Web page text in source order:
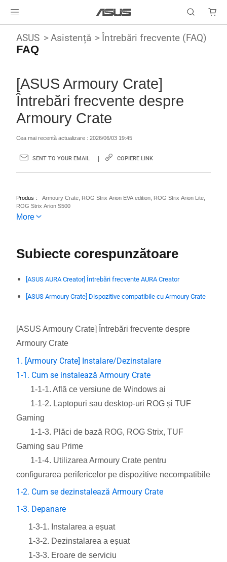
ASUS Asistență Întrebări frecvente (FAQ)
FAQ
[ASUS Armoury Crate]
Întrebări frecvente despre
Armoury Crate
Cea mai recentă actualizare : 2026/06/03 19:45
SENT TO YOUR EMAIL COPIERE LINK
Produs
Armoury Crate, ROG Strix Arion EVA edition, ROG Strix Arion Lite,
ROG Strix Arion S500
More
Subiecte corespunzătoare
[ASUS AURA Creator] Întrebări frecvente AURA Creator
[ASUS Armoury Crate] Dispozitive compatibile cu Armoury Crate
[ASUS Armoury Crate] Întrebări frecvente despre
Armoury Crate
1. [Armoury Crate] Instalare/Dezinstalare
1-1. Cum se instalează Armoury Crate
1-1-1. Află ce versiune de Windows ai
1-1-2. Laptopuri sau desktop-uri ROG și TUF
Gaming
1-1-3. Plăci de bază ROG, ROG Strix, TUF
Gaming sau Prime
1-1-4. Utilizarea Armoury Crate pentru
configurarea perifericelor pe dispozitive necompatibile
1-2. Cum se dezinstalează Armoury Crate
1-3. Depanare
1-3-1. Instalarea a eșuat
1-3-2. Dezinstalarea a eșuat
1-3-3. Eroare de serviciu